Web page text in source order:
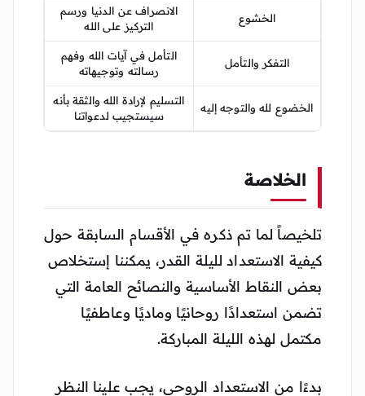
الخشوع
الانصراف عن الدنيا ورسم
التركيز على الله
التفكر والتأمل
التأمل في آيات الله وفهم
رسالته وتوجيهاته
الخضوع لله والتوجه إليه
التسليم لإرادة الله والثقة بأنه
سيستجيب لدعواتنا
الخلاصة
تلخيصاً لما تم ذكره في الأقسام السابقة حول
كيفية الاستعداد لليلة القدر، يمكننا إستخلاص
بعض النقاط الأساسية والنصائح العامة التي
تضمن استعدادًا روحانيًا وماديًا وعاطفيًا
مكتمل لهذه الليلة المباركة.
بدءًا من الاستعداد الروحي، يجب علينا النظر